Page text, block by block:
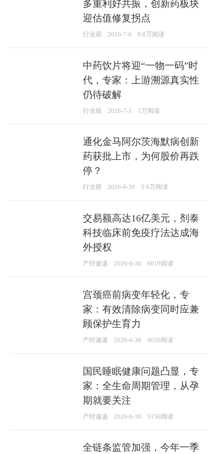
多重利好共振，创新药板块
迎估值修复拐点
行业观 2026-7-6 9.8万阅读
中药饮片将迎“一物一码”时
代，专家：上游溯源真实性
仍待破解
行业观 2026-7-1 1万阅读
通化金马阿尔茨海默病创新
药获批上市，为何股价再跌
停？
行业观 2026-6-30 5.9万阅读
交易额高达16亿美元，剂泰
科技临床前免疫疗法达成海
外授权
产经速递 2026-6-30 6019阅读
宫颈癌前病变年轻化，专
家：有效清除病变同时应兼
顾保护生育力
产经速递 2026-6-30 9020阅读
国民睡眠健康问题凸显，专
家：全生命周期管理，从孕
期就要关注
产经速递 2026-6-30 5150阅读
全链条监管加强，今年一季